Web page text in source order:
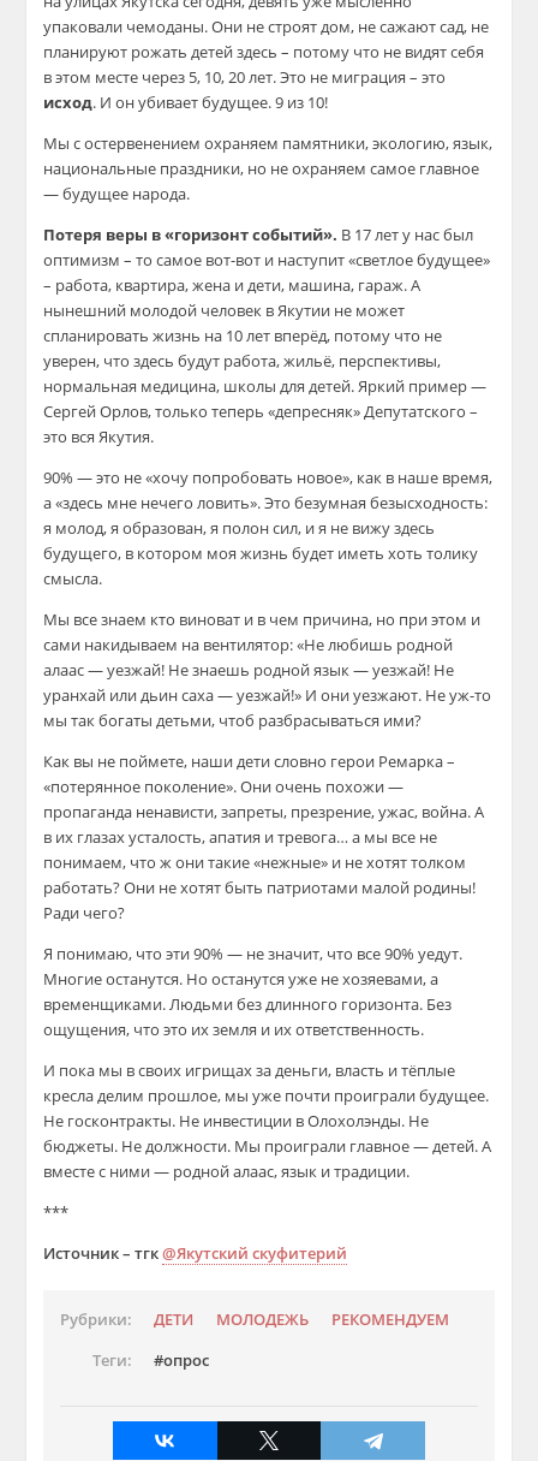
упаковали чемоданы. Они не строят дом, не сажают сад, не
планируют рожать детей здесь – потому что не видят себя
в этом месте через 5, 10, 20 лет. Это не миграция – это
исход. И он убивает будущее. 9 из 10!
Мы с остервенением охраняем памятники, экологию, язык,
национальные праздники, но не охраняем самое главное
— будущее народа.
Потеря веры в «горизонт событий». В 17 лет у нас был
оптимизм – то самое вот-вот и наступит «светлое будущее»
– работа, квартира, жена и дети, машина, гараж. А
нынешний молодой человек в Якутии не может
спланировать жизнь на 10 лет вперёд, потому что не
уверен, что здесь будут работа, жильё, перспективы,
нормальная медицина, школы для детей. Яркий пример —
Сергей Орлов, только теперь «депресняк» Депутатского –
это вся Якутия.
90% — это не «хочу попробовать новое», как в наше время,
а «здесь мне нечего ловить». Это безумная безысходность:
я молод, я образован, я полон сил, и я не вижу здесь
будущего, в котором моя жизнь будет иметь хоть толику
смысла.
Мы все знаем кто виноват и в чем причина, но при этом и
сами накидываем на вентилятор: «Не любишь родной
алаас — уезжай! Не знаешь родной язык — уезжай! Не
уранхай или дьин саха — уезжай!» И они уезжают. Не уж-то
мы так богаты детьми, чтоб разбрасываться ими?
Как вы не поймете, наши дети словно герои Ремарка –
«потерянное поколение». Они очень похожи —
пропаганда ненависти, запреты, презрение, ужас, война. А
в их глазах усталость, апатия и тревога… а мы все не
понимаем, что ж они такие «нежные» и не хотят толком
работать? Они не хотят быть патриотами малой родины!
Ради чего?
Я понимаю, что эти 90% — не значит, что все 90% уедут.
Многие останутся. Но останутся уже не хозяевами, а
временщиками. Людьми без длинного горизонта. Без
ощущения, что это их земля и их ответственность.
И пока мы в своих игрищах за деньги, власть и тёплые
кресла делим прошлое, мы уже почти проиграли будущее.
Не госконтракты. Не инвестиции в Олохолэнды. Не
бюджеты. Не должности. Мы проиграли главное — детей. А
вместе с ними — родной алаас, язык и традиции.
***
Источник – тгк@Якутский скуфитерий
Рубрики: ДЕТИ МОЛОДЕЖЬ
РЕКОМЕНДУЕМ
Теги:
опрос